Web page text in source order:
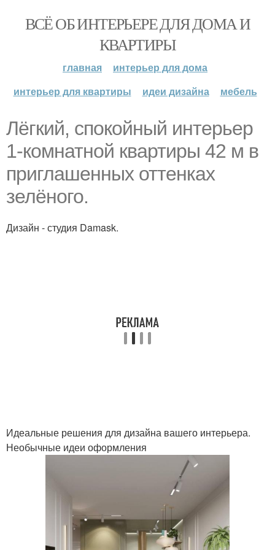
ВСЁ ОБ ИНТЕРЬЕРЕ ДЛЯ ДОМА И
КВАРТИРЫ
главная
интерьер для дома
интерьер для квартиры
идеи дизайна мебель
Лёгкий, спокойный интерьер
1-комнатной квартиры 42 м в
приглашенных оттенках
зелёного.
Дизайн - студия Damask.
Идеальные решения для дизайна вашего интерьера.
Необычные идеи оформления